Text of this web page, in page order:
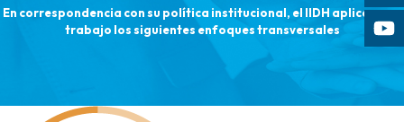
En correspondencia con su política institucional, el IIDH aplica en su
trabajo los siguientes enfoques transversales